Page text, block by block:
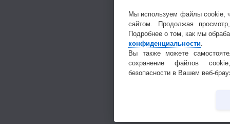
Мы используем файлы cookie,
сайтом. Продолжая
Подробнее о том, как мы
конфиденциальности.
Вы также можете
сохранение файлов
безопасности в Вашем веб-